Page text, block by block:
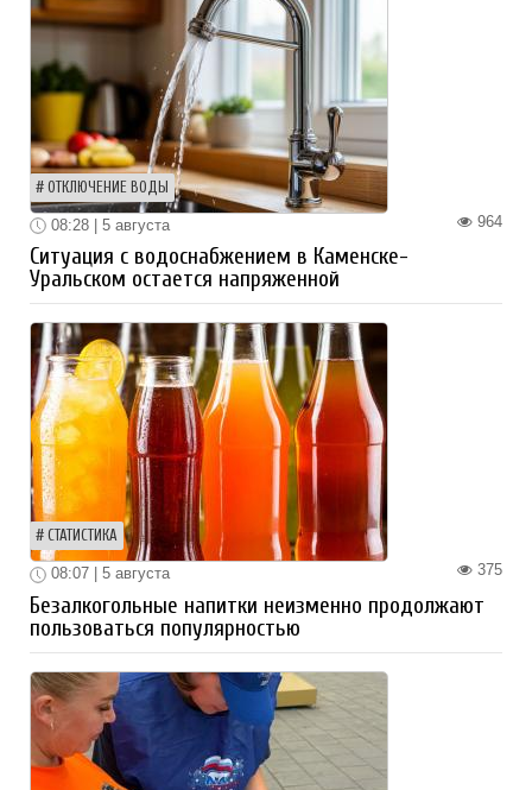
ОТКЛЮЧЕНИЕ ВОДЫ
964
08:28 | 5 августа
Ситуация с водоснабжением в Каменске-
Уральском остается напряженной
СТАТИСТИКА
375
08:07 | 5 августа
Безалкогольные напитки неизменно продолжают
пользоваться популярностью